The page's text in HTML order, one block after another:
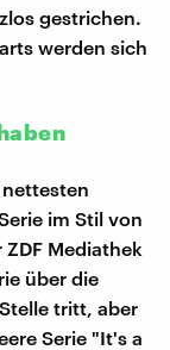
gestrichen.
werden sich
nettesten
im Stil von
Mediathek
über die
tritt, aber
Serie "It's a